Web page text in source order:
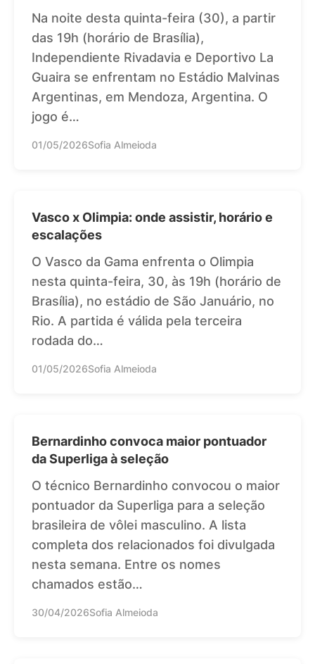
Na noite desta quinta-feira (30), a partir
das 19h (horário de Brasília),
Independiente Rivadavia e Deportivo La
Guaira se enfrentam no Estádio Malvinas
Argentinas, em Mendoza, Argentina. O
jogo é…
01/05/2026Sofia Almeioda
Vasco x Olimpia: onde assistir, horário e
escalações
O Vasco da Gama enfrenta o Olimpia
nesta quinta-feira, 30, às 19h (horário de
Brasília), no estádio de São Januário, no
Rio. A partida é válida pela terceira
rodada do…
01/05/2026Sofia Almeioda
Bernardinho convoca maior pontuador
da Superliga à seleção
O técnico Bernardinho convocou o maior
pontuador da Superliga para a seleção
brasileira de vôlei masculino. A lista
completa dos relacionados foi divulgada
nesta semana. Entre os nomes
chamados estão…
30/04/2026Sofia Almeioda